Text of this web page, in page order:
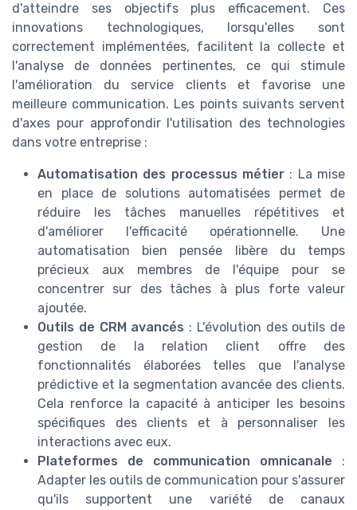
d'atteindre ses objectifs plus efficacement. Ces
innovations technologiques, lorsqu'elles sont
correctement implémentées, facilitent la collecte et
l'analyse de données pertinentes, ce qui stimule
l'amélioration du service clients et favorise une
meilleure communication. Les points suivants servent
d'axes pour approfondir l'utilisation des technologies
dans votre entreprise :
Automatisation des processus métier : La mise
en place de solutions automatisées permet de
réduire les tâches manuelles répétitives et
d'améliorer l'efficacité opérationnelle. Une
automatisation bien pensée libère du temps
précieux aux membres de l'équipe pour se
concentrer sur des tâches à plus forte valeur
ajoutée.
Outils de CRM avancés : L'évolution des outils de
gestion de la relation client offre des
fonctionnalités élaborées telles que l'analyse
prédictive et la segmentation avancée des clients.
Cela renforce la capacité à anticiper les besoins
spécifiques des clients et à personnaliser les
interactions avec eux.
Plateformes de communication omnicanale :
Adapter les outils de communication pour s'assurer
qu'ils supportent une variété de canaux